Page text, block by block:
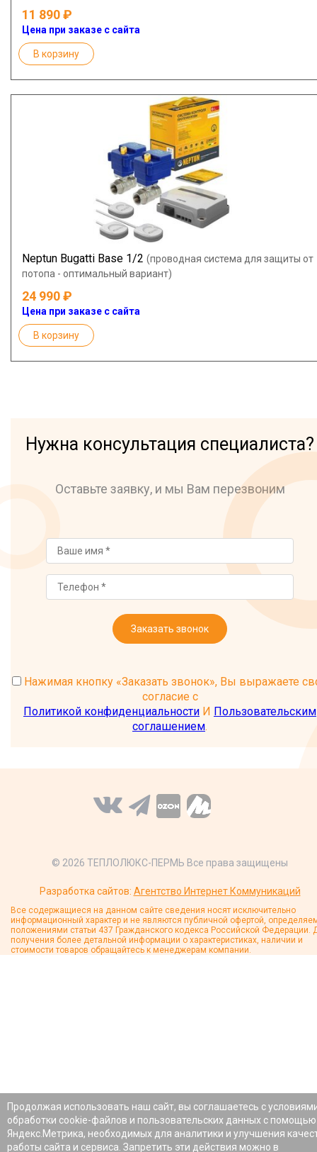
11 890
Цена при заказе с сайта
В корзину
Neptun Bugatti Base 1/2 (проводная система для защиты от
потопа - оптимальный вариант)
24 990
Цена при заказе с сайта
В корзину
Нужна консультация специалиста?
Оставьте заявку, и мы Вам перезвоним
Заказать звонок
Нажимая кнопку «Заказать звонок», Вы выражаете
согласие с
Политикой конфиденциальности И Пользовательским
соглашением.
© 2026 ТЕПЛОЛЮКС-ПЕРМЬ Все права защищены
Разработка сайтов: Агентство Интернет Коммуникаций
Все содержащиеся на данном сайте сведения носят исключительно
информационный характер и не являются публичной офертой,
положениями статьи 437 Гражданского кодекса Российской Федерации.
получения более детальной информации о характеристиках, наличии и
стоимости товаров обращайтесь к менеджерам компании.
Продолжая использовать наш сайт, вы соглашаетесь с
обработки cookie-файлов и пользовательских данных с помощью
Яндекс.Метрика, необходимых для аналитики и улучшения
работы сайта и сервиса. Запретить эти действия можно в